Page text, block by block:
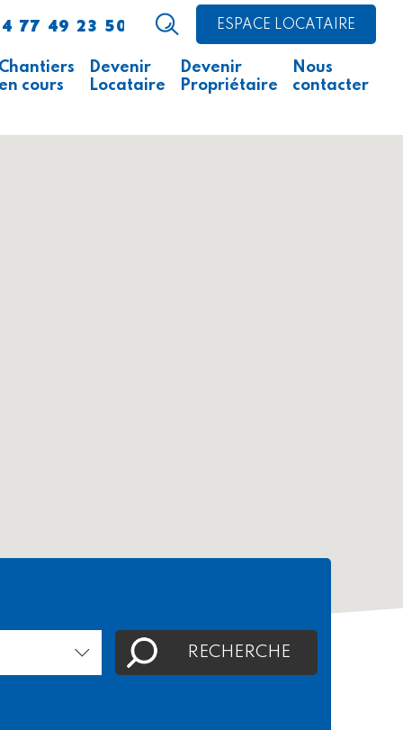
77 49 23 50
cours
concurrence
Devenir
Locataire
Devenir
Propriétaire
Nous
contacter
ESPACE LOCATAIRE